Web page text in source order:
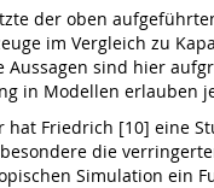
der oben
im Vergleich zu
Aussagen sind hier
in Modellen erlauben
Friedrich [10] eine
die
Simulation ein